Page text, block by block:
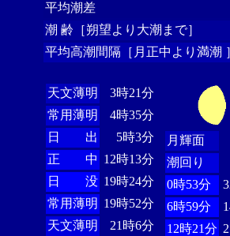
平均潮差
潮 齢［朔望より大潮まで］
平均高潮間隔［月正中より満潮
天文薄明
3時21分
常用薄明
4時35分
日 出
5時3分
正 中 12時13分
日 没 19時24分
常用薄明 19時52分
天文薄明
21時6分
月輝面
潮回り
0時53分
6時59分
12時21分